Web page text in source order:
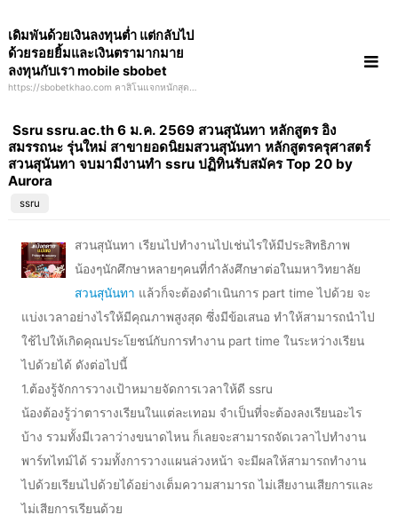
Skip
to
content
เดิมพันด้วยเงินลงทุนต่ำ แต่กลับไป
ด้วยรอยยิ้มและเงินตรามากมาย
ลงทุนกับเรา mobile sbobet
https://sbobetkhao.com คาสิโนแจกหนักสุดๆ
Ssru ssru.ac.th 6 ม.ค. 2569 สวนสุนันทา หลักสูตร อิง
สมรรถนะ รุ่นใหม่ สาขายอดนิยมสวนสุนันทา หลักสูตรครุศาสตร์
สวนสุนันทา จบมามีงานทำ ssru ปฏิทินรับสมัคร Top 20 by
Aurora
ssru
สวนสุนันทา เรียนไปทำงานไปเช่นไรให้มีประสิทธิภาพ
น้องๆนักศึกษาหลายๆคนที่กำลังศึกษาต่อในมหาวิทยาลัย
สวนสุนันทา แล้วก็จะต้องดำเนินการ part time ไปด้วย จะ
แบ่งเวลาอย่างไรให้มีคุณภาพสูงสุด ซึ่งมีข้อเสนอ ทำให้สามารถนำไป
ใช้ไปให้เกิดคุณประโยชน์กับการทำงาน part time ในระหว่างเรียน
ไปด้วยได้ ดังต่อไปนี้
1.ต้องรู้จักการวางเป้าหมายจัดการเวลาให้ดี ssru
น้องต้องรู้ว่าตารางเรียนในแต่ละเทอม จำเป็นที่จะต้องลงเรียนอะไร
บ้าง รวมทั้งมีเวลาว่างขนาดไหน ก็เลยจะสามารถจัดเวลาไปทำงาน
พาร์ทไทม์ได้ รวมทั้งการวางแผนล่วงหน้า จะมีผลให้สามารถทำงาน
ไปด้วยเรียนไปด้วยได้อย่างเต็มความสามารถ ไม่เสียงานเสียการและ
ไม่เสียการเรียนด้วย